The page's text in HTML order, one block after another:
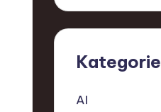
Kategorie
AI